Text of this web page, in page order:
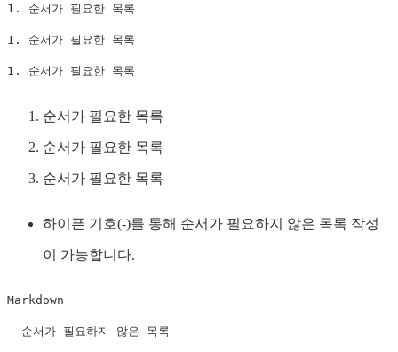
1. 순서가 필요한 목록
1. 순서가 필요한 목록
1. 순서가 필요한 목록
순서가 필요한 목록
순서가 필요한 목록
순서가 필요한 목록
하이픈 기호(-)를 통해 순서가 필요하지 않은 목록 작성
이 가능합니다.
Markdown
- 순서가 필요하지 않은 목록